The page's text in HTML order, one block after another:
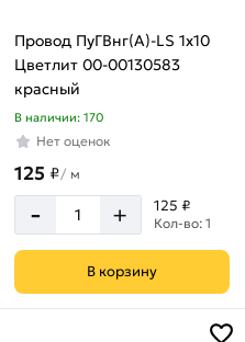
Провод ПуГВнг(А)-LS 1х10
Цветлит 00-00130583
красный
В наличии: 170
Нет оценок
125 ₽/ м
- + 125 ₽
Кол-во: 1
В корзину